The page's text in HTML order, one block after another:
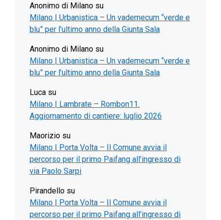
Anonimo di Milano su
Milano | Urbanistica – Un vademecum “verde e
blu” per l’ultimo anno della Giunta Sala
Anonimo di Milano su
Milano | Urbanistica – Un vademecum “verde e
blu” per l’ultimo anno della Giunta Sala
Luca su
Milano | Lambrate – Rombon11.
Aggiornamento di cantiere: luglio 2026
Maorizio su
Milano | Porta Volta – Il Comune avvia il
percorso per il primo Paifang all’ingresso di
via Paolo Sarpi
Pirandello su
Milano | Porta Volta – Il Comune avvia il
percorso per il primo Paifang all’ingresso di